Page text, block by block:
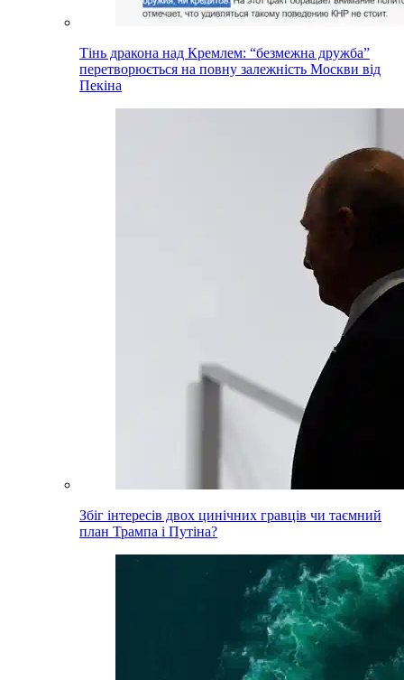
Тінь дракона над Кремлем: “безмежна дружба”
перетворюється на повну залежність Москви від
Пекіна
Збіг інтересів двох цинічних гравців чи таємний
план Трампа і Путіна?